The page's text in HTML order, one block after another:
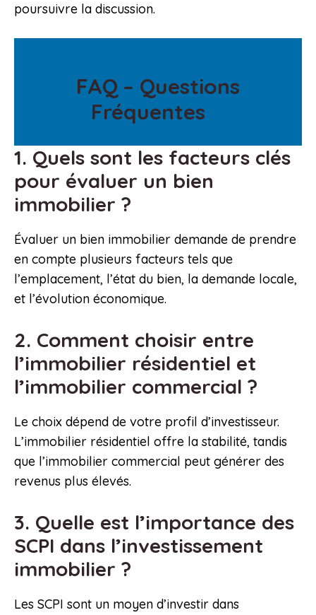
poursuivre la discussion.
FAQ – Questions
Fréquentes
1. Quels sont les facteurs clés
pour évaluer un bien
immobilier ?
Évaluer un bien immobilier demande de prendre
en compte plusieurs facteurs tels que
l’emplacement, l’état du bien, la demande locale,
et l’évolution économique.
2. Comment choisir entre
l’immobilier résidentiel et
l’immobilier commercial ?
Le choix dépend de votre profil d’investisseur.
L’immobilier résidentiel offre la stabilité, tandis
que l’immobilier commercial peut générer des
revenus plus élevés.
3. Quelle est l’importance des
SCPI dans l’investissement
immobilier ?
Les SCPI sont un moyen d’investir dans